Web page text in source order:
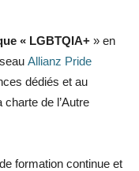
« LGBTQIA+ » en
Allianz Pride
dédiés et au
de l’Autre
formation continue et